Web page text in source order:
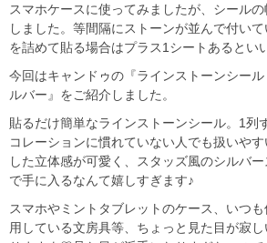
スマホケースに使ってみましたが、シール
しました。等間隔にストーンが並んで付い
を詰めて貼る場合はプラス1シートあるとい
今回はキャンドゥの『ラインストーンシ
ルバー』をご紹介しました。
貼るだけ簡単なラインストーンシール。1列
コレーションに慣れていない人でも扱いや
した立体感が可愛く、スタッズ風のシルバ
で手に入るなんて嬉しすぎます♪
スマホやミントタブレットのケース、いつ
用している文房具等、ちょっと見た目が寂